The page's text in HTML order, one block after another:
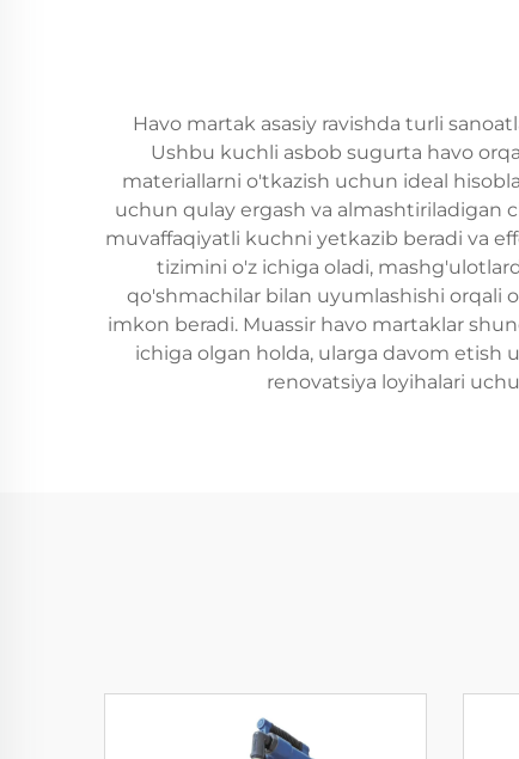
Havo martak asasiy ravishda turli
Ushbu kuchli asbob sugurta havo
materiallarni o'tkazish uchun ideal
uchun qulay ergash va almashtiriladigan
muvaffaqiyatli kuchni yetkazib beradi va
tizimini o'z ichiga oladi,
qo'shmachilar bilan uyumlashishi orqali
imkon beradi. Muassir havo martaklar
ichiga olgan holda, ularga davom etish
renovatsiya loyihalari